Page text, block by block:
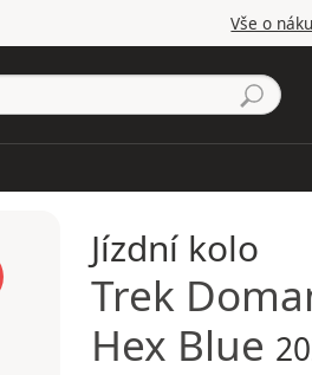
Vše o
Jízdní kolo
Trek
Hex Blue